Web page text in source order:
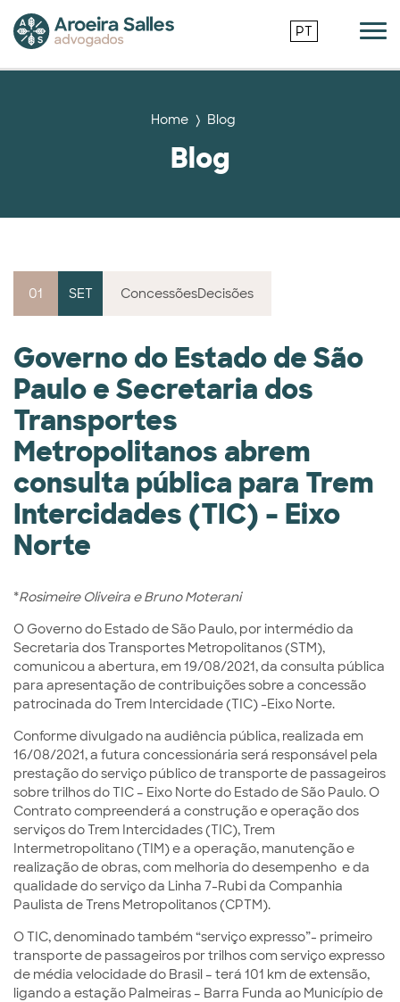
PT
Home Blog
Blog
01 SET ConcessõesDecisões
Governo do Estado de São
Paulo e Secretaria dos
Transportes
Metropolitanos abrem
consulta pública para Trem
Intercidades (TIC) – Eixo
Norte
*Rosimeire Oliveira e Bruno Moterani
O Governo do Estado de São Paulo, por intermédio da
Secretaria dos Transportes Metropolitanos (STM),
comunicou a abertura,em 19/08/2021, da consulta pública
para apresentação de contribuições sobre a concessão
patrocinada do Trem Intercidade (TIC) -Eixo Norte.
Conforme divulgado na audiência pública, realizada em
16/08/2021, a futura concessionária será responsável pela
prestação do serviço público de transporte de passageiros
sobre trilhos do TIC – Eixo Norte do Estado de São Paulo. O
Contrato compreenderá a construção e operação dos
serviços do Trem Intercidades (TIC), Trem
Intermetropolitano (TIM) e a operação, manutenção e
realização de obras, com melhoria do desempenho e da
qualidade do serviço da Linha 7-Rubi da Companhia
Paulista de Trens Metropolitanos (CPTM).
O TIC, denominado também “serviço expresso”- primeiro
transporte de passageiros por trilhos com serviço expresso
de média velocidade do Brasil – terá 101 km de extensão,
ligando a estação Palmeiras – Barra Funda ao Município de